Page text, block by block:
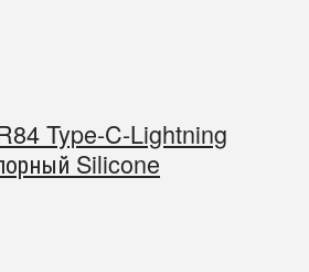
Type-C-Lightning
Silicone